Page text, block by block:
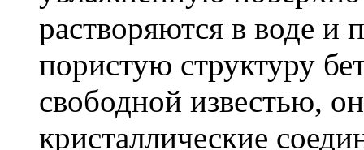
растворяются в воде и
пористую структуру
свободной известью,
кристаллические